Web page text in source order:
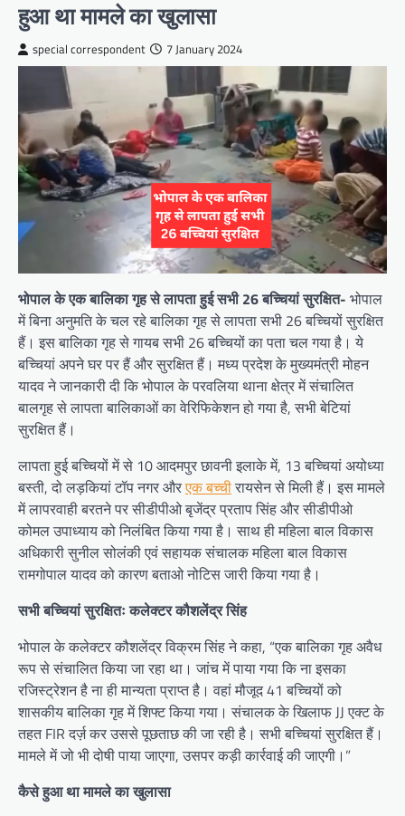
हुआ था मामले का खुलासा
special correspondent 7 January 2024
भोपाल के एक बालिका गृह से लापता हुई सभी 26 बच्चियां सुरक्षित- भोपाल
में बिना अनुमति के चल रहे बालिका गृह से लापता सभी 26 बच्चियों सुरक्षित
हैं। इस बालिका गृह से गायब सभी 26 बच्चियों का पता चल गया है। ये
बच्चियां अपने घर पर हैं और सुरक्षित हैं। मध्य प्रदेश के मुख्यमंत्री मोहन
यादव ने जानकारी दी कि भोपाल के परवलिया थाना क्षेत्र में संचालित
बालगृह से लापता बालिकाओं का वेरिफिकेशन हो गया है, सभी बेटियां
सुरक्षित हैं।
लापता हुई बच्चियों में से 10 आदमपुर छावनी इलाके में, 13 बच्चियां अयोध्या
बस्ती, दो लड़कियां टॉप नगर औरएक बच्चीरायसेन से मिली हैं। इस मामले
में लापरवाही बरतने पर सीडीपीओ बृजेंद्र प्रताप सिंह और सीडीपीओ
कोमल उपाध्याय को निलंबित किया गया है। साथ ही महिला बाल विकास
अधिकारी सुनील सोलंकी एवं सहायक संचालक महिला बाल विकास
रामगोपाल यादव को कारण बताओ नोटिस जारी किया गया है।
सभी बच्चियां सुरक्षितः कलेक्टर कौशलेंद्र सिंह
भोपाल के कलेक्टर कौशलेंद्र विक्रम सिंह ने कहा, “एक बालिका गृह अवैध
रूप से संचालित किया जा रहा था। जांच में पाया गया कि ना इसका
रजिस्ट्रेशन है ना ही मान्यता प्राप्त है। वहां मौजूद 41 बच्चियों को
शासकीय बालिका गृह में शिफ्ट किया गया। संचालक के खिलाफ JJ एक्ट के
तहत FIR दर्ज़ कर उससे पूछताछ की जा रही है। सभी बच्चियां सुरक्षित हैं।
मामले में जो भी दोषी पाया जाएगा, उसपर कड़ी कार्रवाई की जाएगी।”
कैसे हुआ था मामले का खुलासा